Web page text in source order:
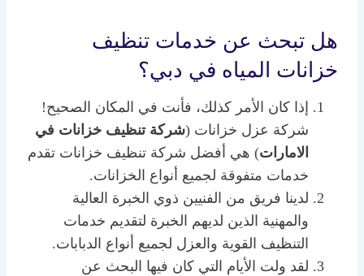
هل تبحث عن خدمات تنظيف
خزانات المياه في دبي؟
إذا كان الأمر كذلك، فأنت في المكان الصحيح!
شركة عزل خزانات (شركة تنظيف خزانات في
الامارات) هي أفضل شركة تنظيف خزانات تقدم
خدمات متفوقة لجميع أنواع الخزانات.
لدينا فريق من الفنيين ذوي الخبرة العالية
والمهنية الذين لديهم الخبرة لتقديم خدمات
التنظيف القوية والعزل لجميع أنواع الدبابات.
لقد ولت الأيام التي كان فيها البحث عن